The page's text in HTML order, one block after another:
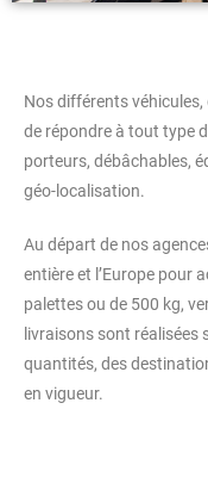
Nos différents
de répondre à tout type
porteurs, débâchables,
géo-localisation.
Au départ de nos
entière et l’Europe pour
palettes ou de 500 kg,
livraisons sont réalisées
quantités, des
en vigueur.